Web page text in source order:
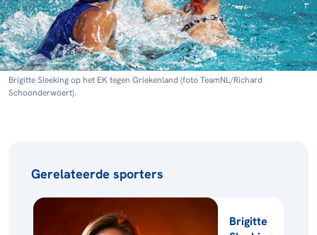
Brigitte Sleeking op het EK tegen Griekenland (foto TeamNL/Richard
Schoonderwoert).
Gerelateerde sporters
Brigitte